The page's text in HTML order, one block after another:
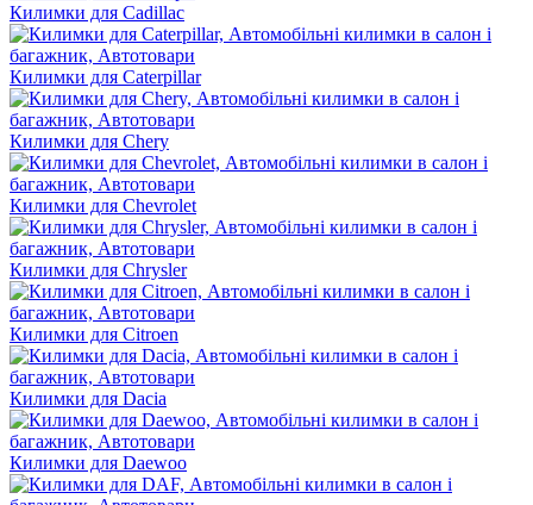
Килимки для Cadillac
Килимки для Caterpillar
Килимки для Chery
Килимки для Chevrolet
Килимки для Chrysler
Килимки для Citroen
Килимки для Dacia
Килимки для Daewoo